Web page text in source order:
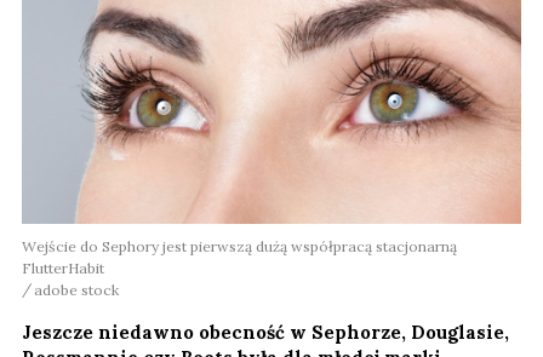
Wejście do Sephory jest pierwszą dużą współpracą stacjonarną
FlutterHabit
adobe stock
Jeszcze niedawno obecność w Sephorze, Douglasie,